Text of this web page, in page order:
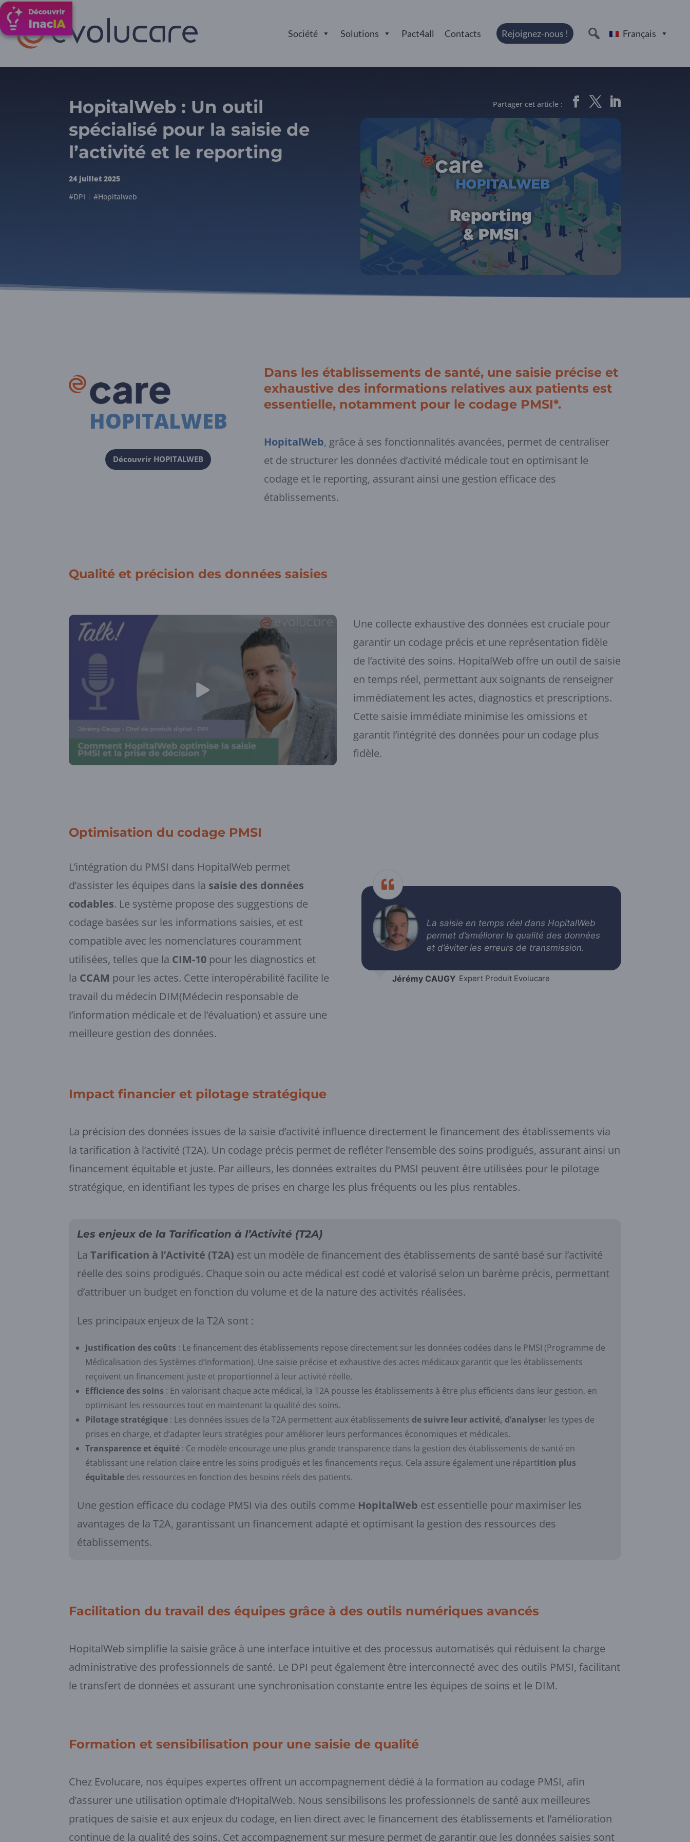
Société Solutions Pact4all Contacts Rejoignez-nous ! Français
HopitalWeb : Un outil
spécialisé pour la saisie de
l’activité et le reporting
24 juillet 2025
#DPI |#Hopitalweb
Partager cet article :
HOPITALWEB
Découvrir HOPITALWEB
Dans les établissements de santé, une saisie précise et
exhaustive des informations relatives aux patients est
essentielle, notamment pour le codage PMSI*.
HopitalWeb, grâce à ses fonctionnalités avancées, permet de centraliser
et de structurer les données d’activité médicale tout en optimisant le
codage et le reporting, assurant ainsi une gestion efficace des
établissements.
Qualité et précision des données saisies
Une collecte exhaustive des données est cruciale pour
garantir un codage précis et une représentation fidèle
de l’activité des soins. HopitalWeb offre un outil de saisie
en temps réel, permettant aux soignants de renseigner
immédiatement les actes, diagnostics et prescriptions.
Cette saisie immédiate minimise les omissions et
garantit l’intégrité des données pour un codage plus
fidèle.
Optimisation du codage PMSI
L’intégration du PMSI dans HopitalWeb permet
d’assister les équipes dans la saisie des données
codables. Le système propose des suggestions de
codage basées sur les informations saisies, et est
compatible avec les nomenclatures couramment
utilisées, telles que la CIM-10 pour les diagnostics et
la CCAM pour les actes. Cette interopérabilité facilite le
travail du médecin DIM(Médecin responsable de
l’information médicale et de l’évaluation) et assure une
meilleure gestion des données.
La saisie en temps réel dans HopitalWeb
permet d’améliorer la qualité des données
et d’éviter les erreurs de transmission.
Jérémy CAUGY Expert Produit Evolucare
Impact financier et pilotage stratégique
La précision des données issues de la saisie d’activité influence directement le financement des établissements via
la tarification à l’activité (T2A). Un codage précis permet de refléter l’ensemble des soins prodigués, assurant ainsi un
financement équitable et juste. Par ailleurs, les données extraites du PMSI peuvent être utilisées pour le pilotage
stratégique, en identifiant les types de prises en charge les plus fréquents ou les plus rentables.
Les enjeux de la Tarification à l’Activité (T2A)
LaTarification à l’Activité (T2A) est un modèle de financement des établissements de santé basé sur l’activité
réelle des soins prodigués. Chaque soin ou acte médical est codé et valorisé selon un barème précis, permettant
d’attribuer un budget en fonction du volume et de la nature des activités réalisées.
Les principaux enjeux de la T2A sont :
Justification des coûts : Le financement des établissements repose directement sur les données codées dans le PMSI (Programme de
Médicalisation des Systèmes d’Information). Une saisie précise et exhaustive des actes médicaux garantit que les établissements
reçoivent un financement juste et proportionnel à leur activité réelle.
Efficience des soins : En valorisant chaque acte médical, la T2A pousse les établissements à être plus efficients dans leur gestion, en
optimisant les ressources tout en maintenant la qualité des soins.
Pilotage stratégique : Les données issues de la T2A permettent aux établissements de suivre leur activité, d’analyser les types de
prises en charge, et d’adapter leurs stratégies pour améliorer leurs performances économiques et médicales.
Transparence et équité : Ce modèle encourage une plus grande transparence dans la gestion des établissements de santé en
établissant une relation claire entre les soins prodigués et les financements reçus. Cela assure également une répartition plus
équitable des ressources en fonction des besoins réels des patients.
Une gestion efficace du codage PMSI via des outils comme HopitalWeb est essentielle pour maximiser les
avantages de la T2A, garantissant un financement adapté et optimisant la gestion des ressources des
établissements.
Facilitation du travail des équipes grâce à des outils numériques avancés
HopitalWeb simplifie la saisie grâce à une interface intuitive et des processus automatisés qui réduisent la charge
administrative des professionnels de santé. Le DPI peut également être interconnecté avec des outils PMSI, facilitant
le transfert de données et assurant une synchronisation constante entre les équipes de soins et le DIM.
Formation et sensibilisation pour une saisie de qualité
Chez Evolucare, nos équipes expertes offrent un accompagnement dédié à la formation au codage PMSI, afin
d’assurer une utilisation optimale d’HopitalWeb. Nous sensibilisons les professionnels de santé aux meilleures
pratiques de saisie et aux enjeux du codage, en lien direct avec le financement des établissements et l’amélioration
continue de la qualité des soins. Cet accompagnement sur mesure permet de garantir que les données saisies sont